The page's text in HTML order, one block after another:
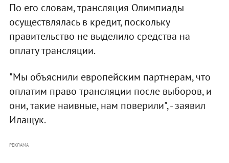
По его словам, трансляция Олимпиады
осуществлялась в кредит, поскольку
правительство не выделило средства на
оплату трансляции.
"Мы объяснили европейским партнерам, что
оплатим право трансляции после выборов, и
они, такие наивные, нам поверили", - заявил
Илащук.
РЕКЛАМА